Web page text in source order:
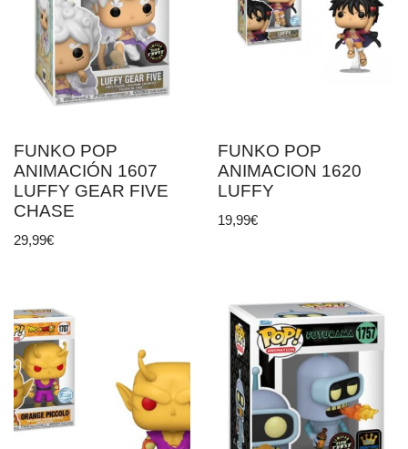
FUNKO POP
ANIMACIÓN 1607
LUFFY GEAR FIVE
CHASE
29,99€
FUNKO POP
ANIMACION 1620
LUFFY
19,99€